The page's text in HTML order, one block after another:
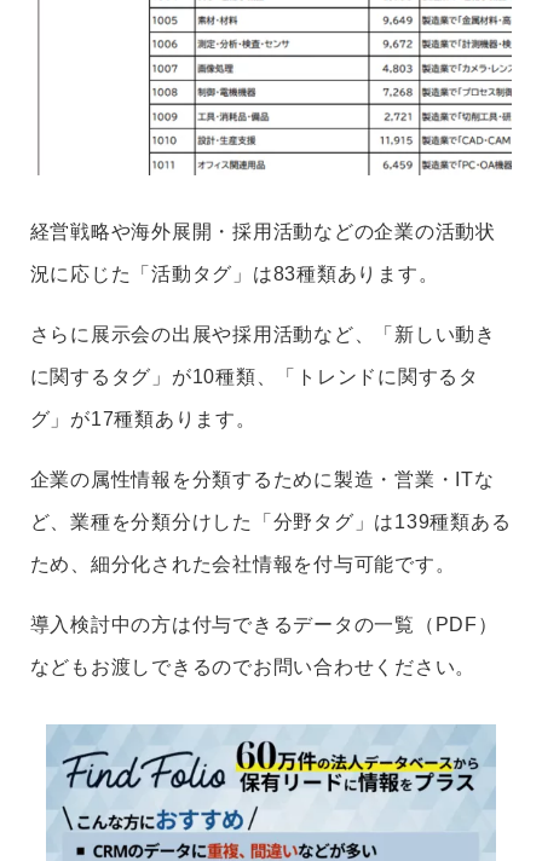
経営戦略や海外展開・採用活動などの企業の活動状
況に応じた「活動タグ」は83種類あります。
さらに展示会の出展や採用活動など、「新しい動き
に関するタグ」が10種類、「トレンドに関するタ
グ」が17種類あります。
企業の属性情報を分類するために製造・営業・ITな
ど、業種を分類分けした「分野タグ」は139種類ある
ため、細分化された会社情報を付与可能です。
導入検討中の方は付与できるデータの一覧（PDF）
などもお渡しできるのでお問い合わせください。